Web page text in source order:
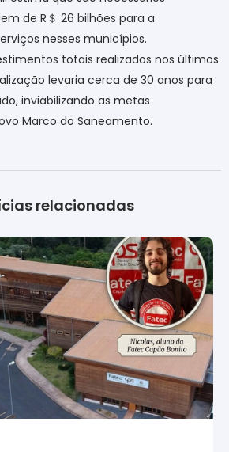
de R ＄ 26 bilhões para a
nesses municípios.
totais realizados nos últimos
levaria cerca de 30 anos para
inviabilizando as metas
Marco do Saneamento.
relacionadas